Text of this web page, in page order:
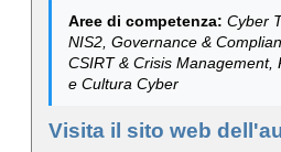
Aree di competenza: Cyber
NIS2, Governance &
CSIRT & Crisis Management,
e Cultura Cyber
Visita il sito web